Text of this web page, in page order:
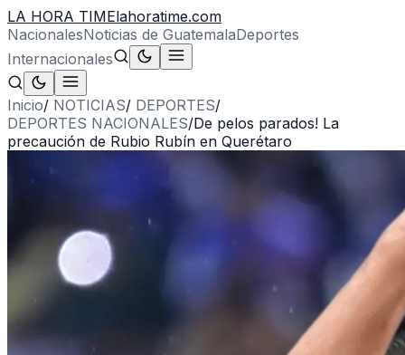
LA HORA TIMElahoratime.com
NacionalesNoticias de GuatemalaDeportes
Internacionales
Inicio/ NOTICIAS/ DEPORTES/
DEPORTES NACIONALES/De pelos parados! La
precaución de Rubio Rubín en Querétaro